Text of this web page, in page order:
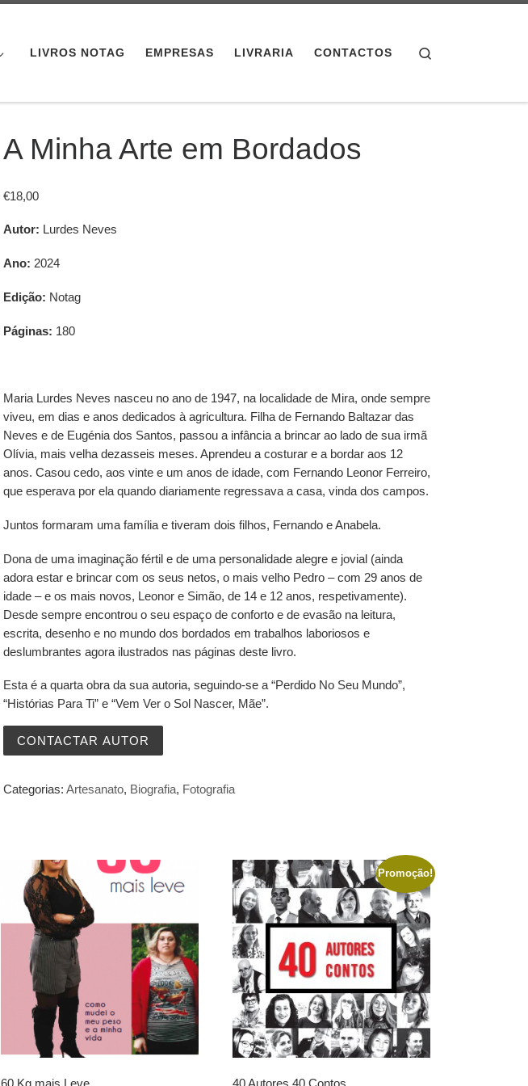
LIVROS NOTAG EMPRESAS LIVRARIA CONTACTOS
A Minha Arte em Bordados
€18,00
Autor: Lurdes Neves
Ano: 2024
Edição: Notag
Páginas: 180
Maria Lurdes Neves nasceu no ano de 1947, na localidade de Mira, onde sempre
viveu, em dias e anos dedicados à agricultura. Filha de Fernando Baltazar das
Neves e de Eugénia dos Santos, passou a infância a brincar ao lado de sua irmã
Olívia, mais velha dezasseis meses. Aprendeu a costurar e a bordar aos 12
anos. Casou cedo, aos vinte e um anos de idade, com Fernando Leonor Ferreiro,
que esperava por ela quando diariamente regressava a casa, vinda dos campos.
Juntos formaram uma família e tiveram dois filhos, Fernando e Anabela.
Dona de uma imaginação fértil e de uma personalidade alegre e jovial (ainda
adora estar e brincar com os seus netos, o mais velho Pedro – com 29 anos de
idade – e os mais novos, Leonor e Simão, de 14 e 12 anos, respetivamente).
Desde sempre encontrou o seu espaço de conforto e de evasão na leitura,
escrita, desenho e no mundo dos bordados em trabalhos laboriosos e
deslumbrantes agora ilustrados nas páginas deste livro.
Esta é a quarta obra da sua autoria, seguindo-se a “Perdido No Seu Mundo”,
“Histórias Para Ti” e “Vem Ver o Sol Nascer, Mãe”.
CONTACTAR AUTOR
Categorias:Artesanato, Biografia, Fotografia
60 Kg mais Leve
Promoção!
40 Autores 40 Contos